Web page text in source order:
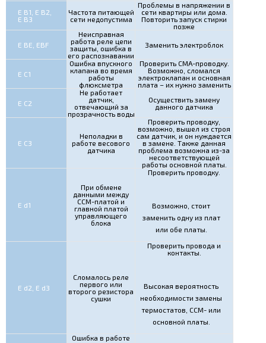
Е В1, Е В2,
Е В3
Частота питающей
сети недопустима
Проблемы в напряжении в
сети квартиры или дома.
Повторить запуск стирки
позже
Е ВЕ, ЕBF
Неисправная
работа реле цепи
защиты, ошибка в
его распознавании
Заменить электроблок
Е С1
Ошибка впускного
клапана во время
работы
флюксметра
Проверить СМА-проводку.
Возможно, сломался
электроклапан и основная
плата – их нужно заменить
Е С2
Не работает
датчик,
отвечающий за
прозрачность воды
Осуществить замену
данного датчика
Е С3
Неполадки в
работе весового
датчика
Проверить проводку,
возможно, вышел из строя
сам датчик, и он нуждается
в замене. Также данная
проблема возможна из-за
несоответствующей
работы основной платы.
E d1
При обмене
данными между
ССМ-платой и
главной платой
управляющего
блока
Проверить проводку.
Возможно, стоит
заменить одну из плат
или обе платы.
E d2, E d3
Сломалось реле
первого или
второго резистора
сушки
Проверить провода и
контакты.
Высокая вероятность
необходимости замены
термостатов, ССМ- или
основной платы.
Ошибка в работе